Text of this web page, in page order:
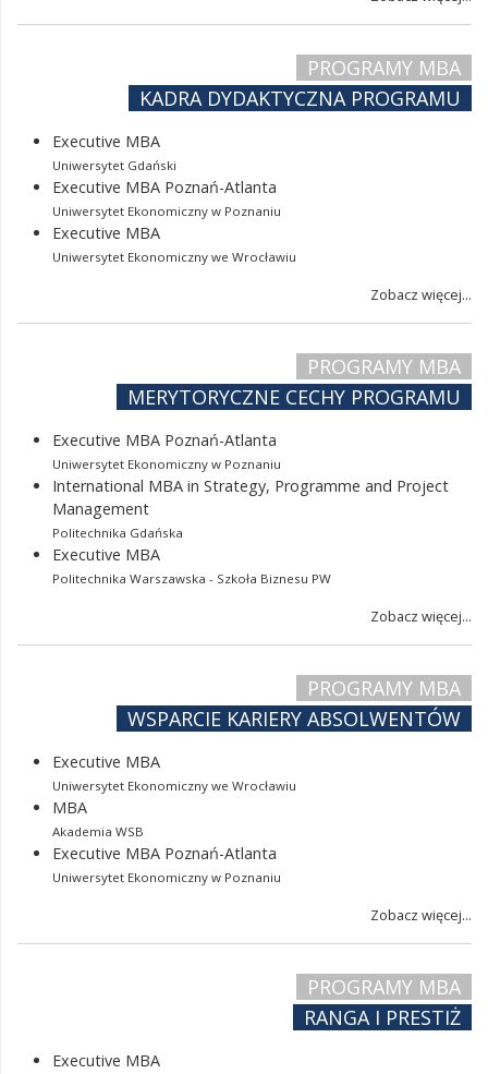
PROGRAMY MBA
KADRA DYDAKTYCZNA PROGRAMU
Executive MBA
Uniwersytet Gdański
Executive MBA Poznań-Atlanta
Uniwersytet Ekonomiczny w Poznaniu
Executive MBA
Uniwersytet Ekonomiczny we Wrocławiu
Zobacz więcej...
PROGRAMY MBA
MERYTORYCZNE CECHY PROGRAMU
Executive MBA Poznań-Atlanta
Uniwersytet Ekonomiczny w Poznaniu
International MBA in Strategy, Programme and Project
Management
Politechnika Gdańska
Executive MBA
Politechnika Warszawska - Szkoła Biznesu PW
Zobacz więcej...
PROGRAMY MBA
WSPARCIE KARIERY ABSOLWENTÓW
Executive MBA
Uniwersytet Ekonomiczny we Wrocławiu
MBA
Akademia WSB
Executive MBA Poznań-Atlanta
Uniwersytet Ekonomiczny w Poznaniu
Zobacz więcej...
PROGRAMY MBA
RANGA I PRESTIŻ
Executive MBA